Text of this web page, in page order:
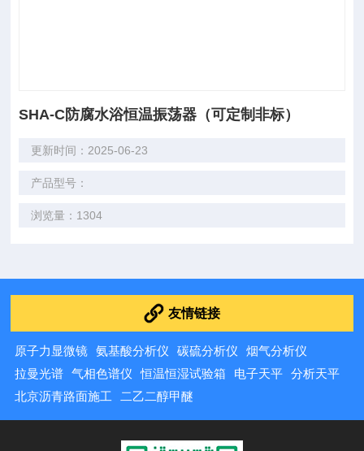
SHA-C防腐水浴恒温振荡器（可定制非标）
更新时间：2025-06-23
产品型号：
浏览量：1304
友情链接
原子力显微镜 氨基酸分析仪 碳硫分析仪
烟气分析仪
拉曼光谱
气相色谱仪 恒温恒湿试验箱 电子天平
分析天平
北京沥青路面施工
二乙二醇甲醚